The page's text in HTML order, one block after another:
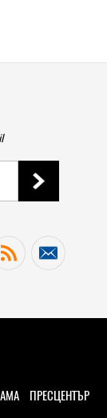
ПРЕСЦЕНТЪР